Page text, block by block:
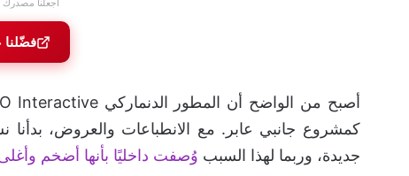
أجعلنا مصدرك
كمشروع جانبي عابر. مع الانطباعات والعروض، بدأنا
جديدة، وربما لهذا السبب وُصفت داخليًا بأنها أضخم